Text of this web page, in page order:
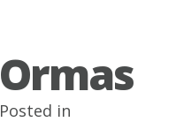
Ormas
Posted in